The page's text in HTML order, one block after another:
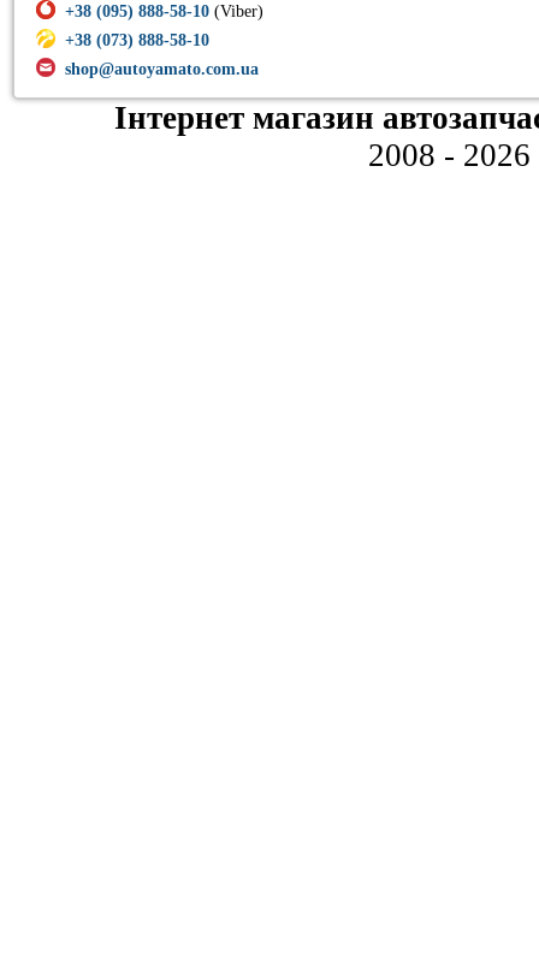
+38 (095) 888-58-10 (Viber)
+38 (073) 888-58-10
shop@autoyamato.com.ua
Інтернет магазин
2008 - 2026